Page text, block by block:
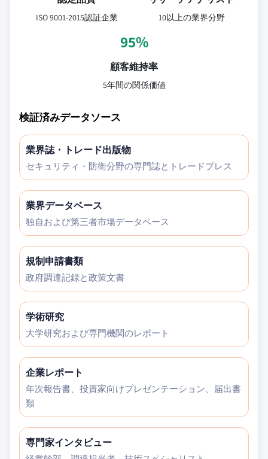
ISO 9001-2015認証企業 10以上の業界分野
95%
顧客維持率
5年間の関係価値
検証済みデータソース
業界誌・トレード出版物
セキュリティ・防衛分野の専門誌とトレードプレス
業界データベース
独自および第三者市場データベース
規制申請書類
政府調達記録と政策文書
学術研究
大学研究および専門機関のレポート
企業レポート
年次報告書、投資家向けプレゼンテーション、届出書
類
専門家インタビュー